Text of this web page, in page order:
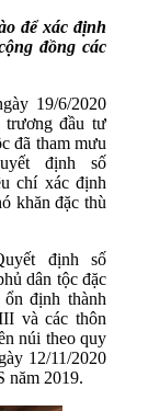
để xác định
đồng các
19/6/2020
trương đầu tư
đã tham mưu
định số
chí xác định
khăn đặc thù
định số
dân tộc đặc
định thành
và các thôn
núi theo quy
12/11/2020
năm 2019.